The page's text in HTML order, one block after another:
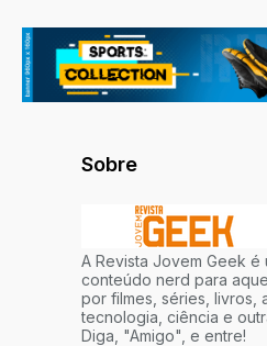
Sobre
A Revista Jovem Geek é
conteúdo nerd para
por filmes, séries, livros,
tecnologia, ciência e
Diga, "Amigo", e entre!